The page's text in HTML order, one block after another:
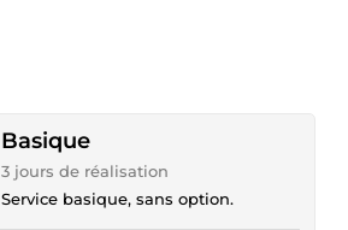
Basique
3 jours de réalisation
Service basique, sans option.